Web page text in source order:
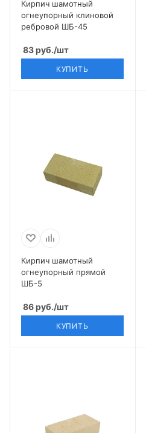
Кирпич шамотный
огнеупорный клиновой
ребровой ШБ-45
83руб./шт
КУПИТЬ
Кирпич шамотный
огнеупорный прямой
ШБ-5
86руб./шт
КУПИТЬ